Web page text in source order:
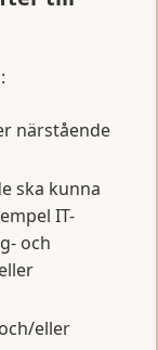
närstående
ska kunna
IT-
och
eller